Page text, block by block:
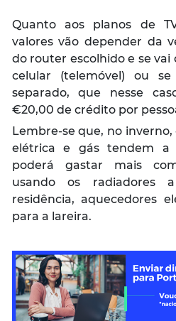
Quanto aos planos de
valores vão depender da
do router escolhido e se
celular (telemóvel) ou
separado, que nesse
€20,00 de crédito por
Lembre-se que, no
elétrica e gás tendem a
poderá gastar mais
usando os radiadores
residência, aquecedores
para a lareira.